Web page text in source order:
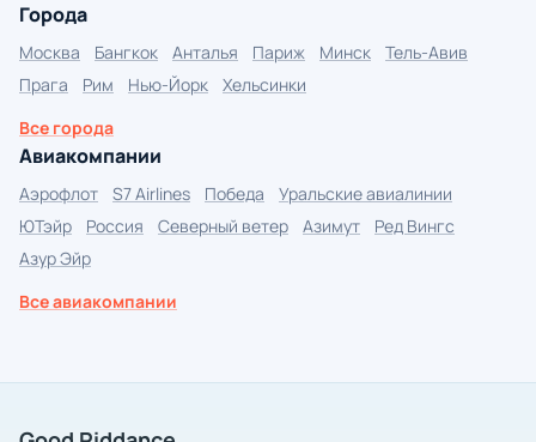
Города
Москва Бангкок Анталья Париж Минск
Тель-Авив
Прага
Рим Нью-Йорк
Хельсинки
Все города
Авиакомпании
Аэрофлот S7 Airlines Победа
Уральские авиалинии
ЮТэйр
Россия Северный ветер Азимут
Ред Вингс
Азур Эйр
Все авиакомпании